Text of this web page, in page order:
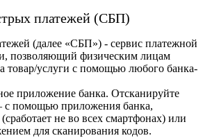
платежей (СБП)
(далее «СБП») - сервис платежной
позволяющий физическим лицам
товар/услуги с помощью любого банка-
приложение банка. Отсканируйте
с помощью приложения банка,
не во всех смартфонах) или
для сканирования кодов.